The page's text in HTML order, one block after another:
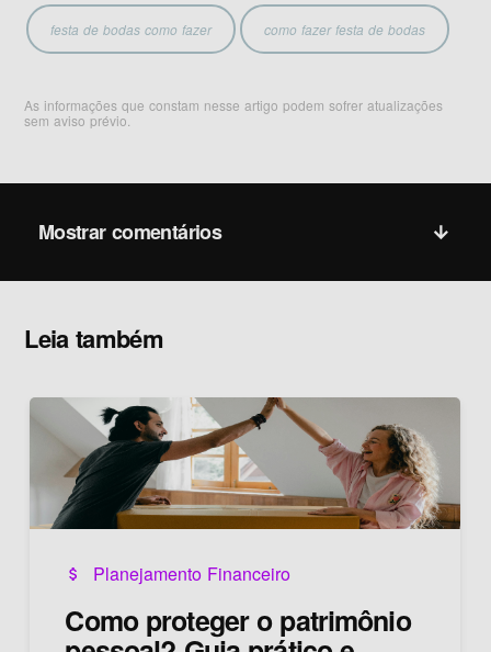
festa de bodas como fazer como fazer festa de bodas
As informações que constam nesse artigo podem sofrer atualizações
sem aviso prévio.
Mostrar comentários
Leia também
attach_money Planejamento Financeiro
Como proteger o patrimônio